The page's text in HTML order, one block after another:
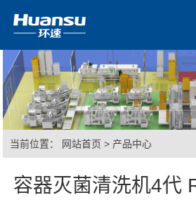
当前位置： 网站首页 > 产品中心
容器灭菌清洗机4代